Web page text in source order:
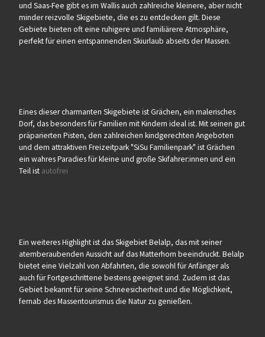
und Saas-Fee gibt es im Wallis auch zahlreiche kleinere, aber nicht
minder reizvolle Skigebiete, die es zu entdecken gilt. Diese
Gebiete bieten oft eine ruhigere und familiärere Atmosphäre,
perfekt für einen entspannenden Skiurlaub abseits der Massen.
Eines dieser charmanten Skigebiete ist Grächen, ein malerisches
Dorf, das besonders für Familien mit Kindern ideal ist. Mit seinen gut
präparierten Pisten, den zahlreichen kindgerechten Angeboten
und dem attraktiven Freizeitpark "SiSu Familienpark" ist Grächen
ein wahres Paradies für kleine und große Skifahrer:innen und ein
Teil ist autofrei
Ein weiteres Highlight ist das Skigebiet Belalp, das mit seiner
atemberaubenden Aussicht auf das Matterhorn beeindruckt. Belalp
bietet eine Vielzahl von Abfahrten, die sowohl für Anfänger als
auch für Fortgeschrittene bestens geeignet sind. Zudem ist das
Gebiet bekannt für seine Schneesicherheit und die Möglichkeit,
fernab des Massentourismus die Natur zu genießen.